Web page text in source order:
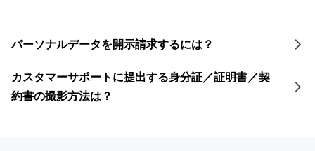
パーソナルデータを開示請求するには？
カスタマーサポートに提出する身分証／証明書／契
約書の撮影方法は？